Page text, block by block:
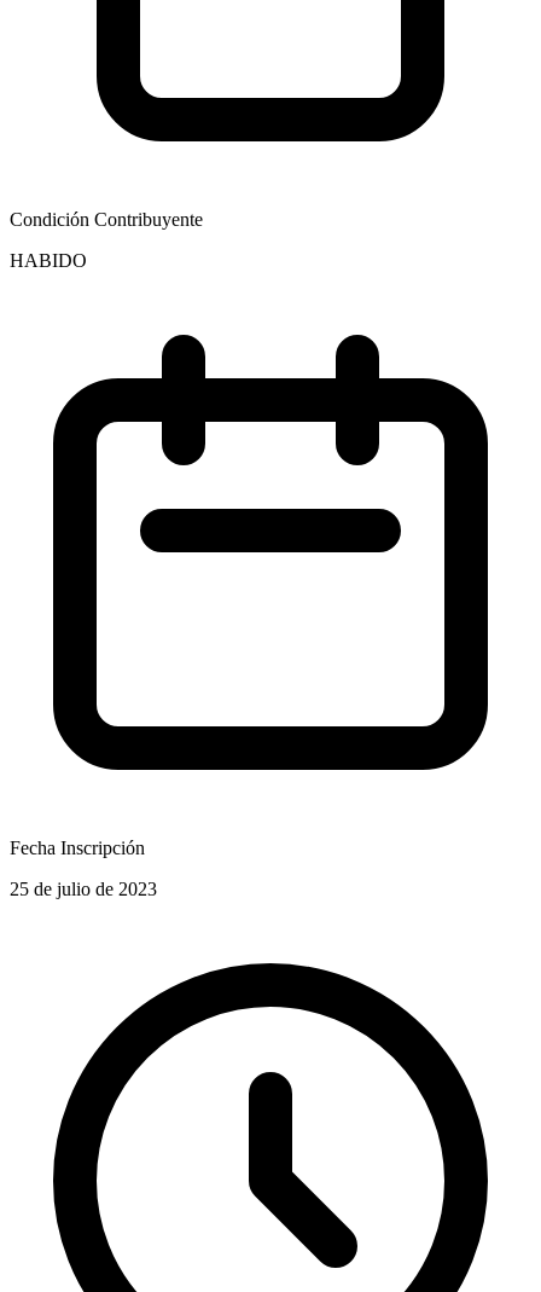
Condición Contribuyente
HABIDO
Fecha Inscripción
25 de julio de 2023